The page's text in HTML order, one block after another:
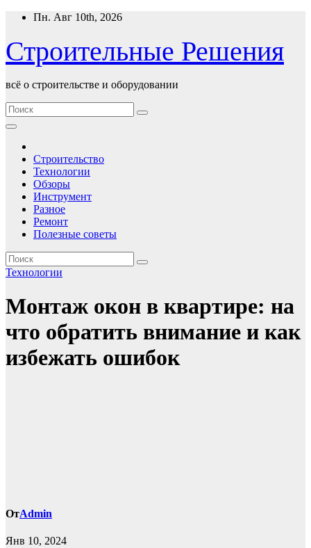
Перейти
содержимому
Пн. Авг 10th, 2026
Строительные Решения
всё о строительстве и оборудовании
Строительство
Технологии
Обзоры
Инструмент
Разное
Ремонт
Полезные советы
Технологии
Монтаж окон в квартире: на
что обратить внимание и как
избежать ошибок
ОтAdmin
Янв 10, 2024